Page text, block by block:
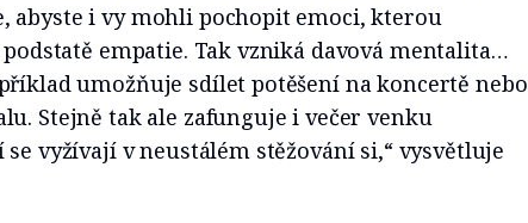
abyste i vy mohli pochopit emoci, kterou
empatie. Tak vzniká davová mentalita…
umožňuje sdílet potěšení na koncertě nebo
Stejně tak ale zafunguje i večer venku
se vyžívají v neustálém stěžování si,“ vysvětluje